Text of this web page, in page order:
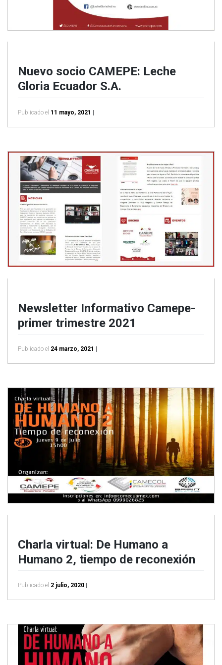
Nuevo socio CAMEPE: Leche
Gloria Ecuador S.A.
Publicado el 11 mayo, 2021 |
Newsletter Informativo Camepe-
primer trimestre 2021
Publicado el 24 marzo, 2021 |
Charla virtual: De Humano a
Humano 2, tiempo de reconexión
Publicado el 2 julio, 2020 |